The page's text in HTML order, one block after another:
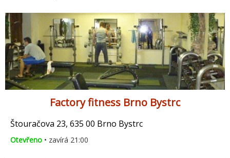
Factory fitness Brno Bystrc
Štouračova 23, 635 00 Brno Bystrc
Otevřeno • zavírá 21:00